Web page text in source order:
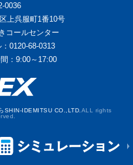
0036
上呉服町1番10号
コールセンター
0120-68-0313
：9:00～17:00
SHIN-IDEMITSU CO.,LTD. ALL rights